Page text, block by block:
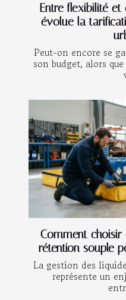
Entre flexibilité
évolue la
Peut-on encore se
son budget, alors
Comment
rétention souple
La gestion des
représente un